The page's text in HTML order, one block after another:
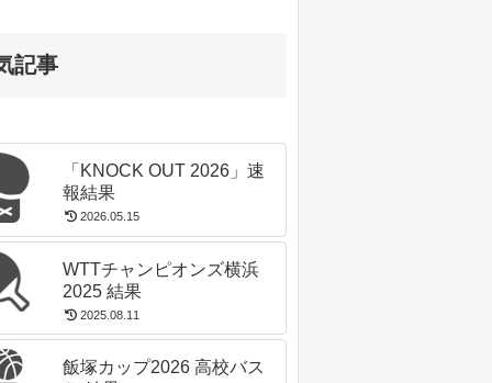
記事
「KNOCK OUT 2026」速
報結果
2026.05.15
WTTチャンピオンズ横浜
2025 結果
2025.08.11
飯塚カップ2026 高校バス